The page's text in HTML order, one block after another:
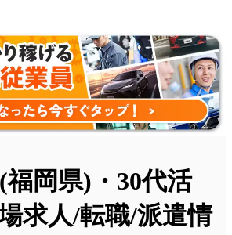
岡県)・30代活
求人/転職/派遣情